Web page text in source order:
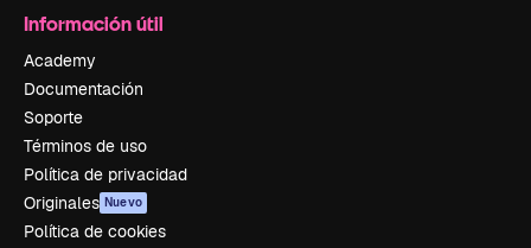
Información útil
Academy
Documentación
Soporte
Términos de uso
Política de privacidad
Originales Nuevo
Política de cookies